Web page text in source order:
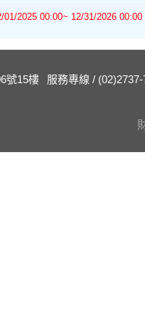
01/2025 00:00~ 12/31/2026 00:00
號15樓 服務專線 / (02)2737-